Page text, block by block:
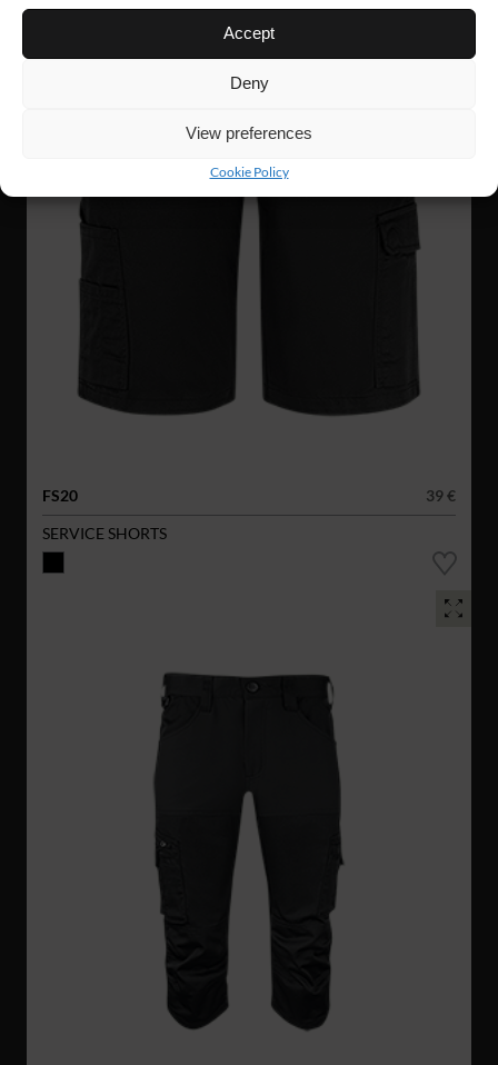
Accept
Deny
View preferences
Cookie Policy
FS20
39 €
SERVICE SHORTS